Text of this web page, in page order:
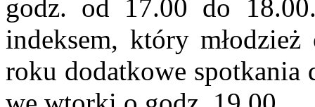
godz. od 17.00 do
indeksem, który
roku dodatkowe spotkania